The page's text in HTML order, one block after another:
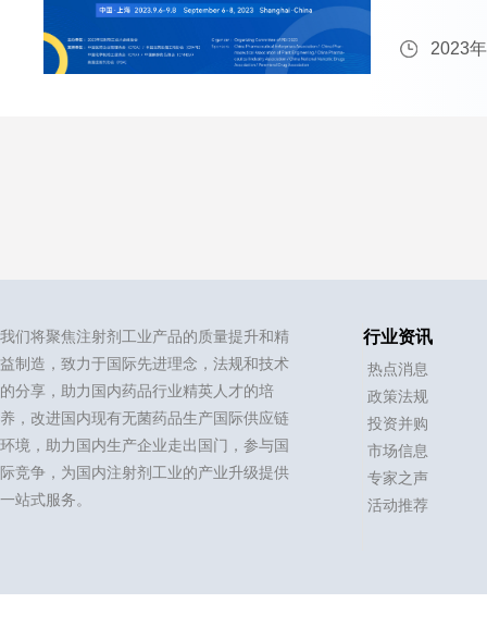
2023
我们将聚焦注射剂工业产品的质量提升和精
益制造，致力于国际先进理念，法规和技术
的分享，助力国内药品行业精英人才的培
养，改进国内现有无菌药品生产国际供应链
环境，助力国内生产企业走出国门，参与国
际竞争，为国内注射剂工业的产业升级提供
一站式服务。
行业资讯
热点消息
政策法规
投资并购
市场信息
专家之声
活动推荐